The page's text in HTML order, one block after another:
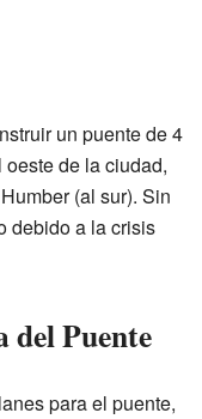
un puente de 4
de la ciudad,
(al sur). Sin
debido a la crisis
Puente
para el puente,